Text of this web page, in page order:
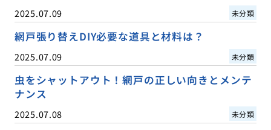
2025.07.09 未分類
網戸張り替えDIY必要な道具と材料は？
2025.07.09 未分類
虫をシャットアウト！網戸の正しい向きとメンテ
ナンス
2025.07.08 未分類